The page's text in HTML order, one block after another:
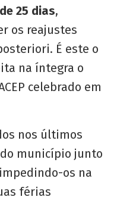
25 dias,
os reajustes
É este o
na íntegra o
celebrado em
nos últimos
município junto
os na
férias